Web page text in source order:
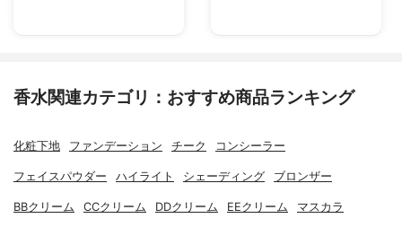
香水関連カテゴリ：おすすめ商品ランキング
化粧下地 ファンデーション チーク コンシーラー
フェイスパウダー ハイライト シェーディング ブロンザー
BBクリーム CCクリーム DDクリーム EEクリーム マスカラ